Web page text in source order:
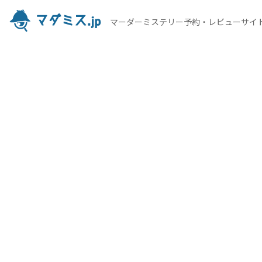
マーダーミステリー予約・レビューサイ